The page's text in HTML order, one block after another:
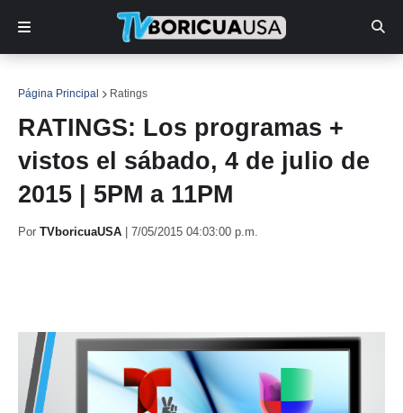
Página Principal Ratings
RATINGS: Los programas +
vistos el sábado, 4 de julio de
2015 | 5PM a 11PM
Por TVboricuaUSA 7/05/2015 04:03:00 p.m.